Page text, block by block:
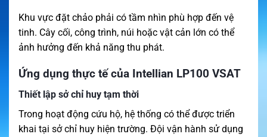
Khu vực đặt chảo phải có tầm nhìn phù hợp đến vệ
tinh. Cây cối, công trình, núi hoặc vật cản lớn có thể
ảnh hưởng đến khả năng thu phát.
Ứng dụng thực tế của Intellian LP100 VSAT
Thiết lập sở chỉ huy tạm thời
Trong hoạt động cứu hộ, hệ thống có thể được triển
khai tại sở chỉ huy hiện trường. Đội vận hành sử dụng